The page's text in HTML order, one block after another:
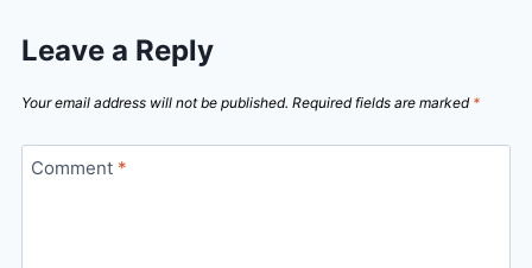
Leave a Reply
Your email address will not be published. Required fields are marked *
Comment *